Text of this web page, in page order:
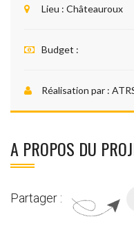
Lieu : Châteauroux
Budget :
Réalisation par :
A PROPOS DU
Partager :